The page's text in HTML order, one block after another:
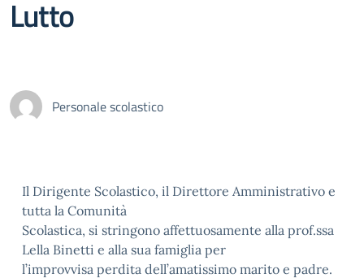
Lutto
Personale scolastico
Il Dirigente Scolastico, il Direttore Amministrativo e
tutta la Comunità
Scolastica, si stringono affettuosamente alla prof.ssa
Lella Binetti e alla sua famiglia per
l’improvvisa perdita dell’amatissimo marito e padre.